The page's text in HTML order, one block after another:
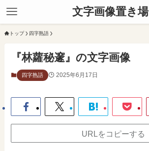
文字画像置き場
トップ 四字熟語
『林蘿秘邃』の文字画像
四字熟語 2025年6月17日
URLをコピーする